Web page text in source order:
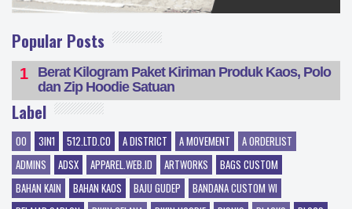
Popular Posts
Berat Kilogram Paket Kiriman Produk Kaos, Polo
dan Zip Hoodie Satuan
Label
00 3IN1 512.LTD.CO A DISTRICT A MOVEMENT
A ORDERLIST
ADMINS
ADSX APPAREL.WEB.ID ARTWORKS
BAGS CUSTOM
BAHAN KAIN
BAHAN KAOS BAJU GUDEP
BANDANA CUSTOM WI